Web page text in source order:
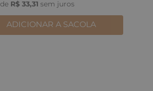
de R$ 33,31 sem juros
ADICIONAR A SACOLA